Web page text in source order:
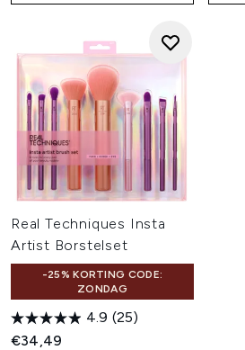
Real Techniques Insta
Artist Borstelset
-25% KORTING CODE:
ZONDAG
4.9 (25)
€34,49